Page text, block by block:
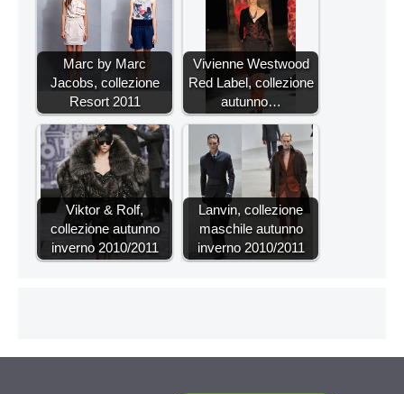
Marc by Marc
Jacobs, collezione
Resort 2011
Vivienne Westwood
Red Label, collezione
autunno…
Viktor & Rolf,
collezione autunno
inverno 2010/2011
Lanvin, collezione
maschile autunno
inverno 2010/2011